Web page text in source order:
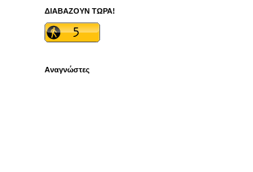
ΔΙΑΒΑΖΟΥΝ ΤΩΡΑ!
Αναγνώστες